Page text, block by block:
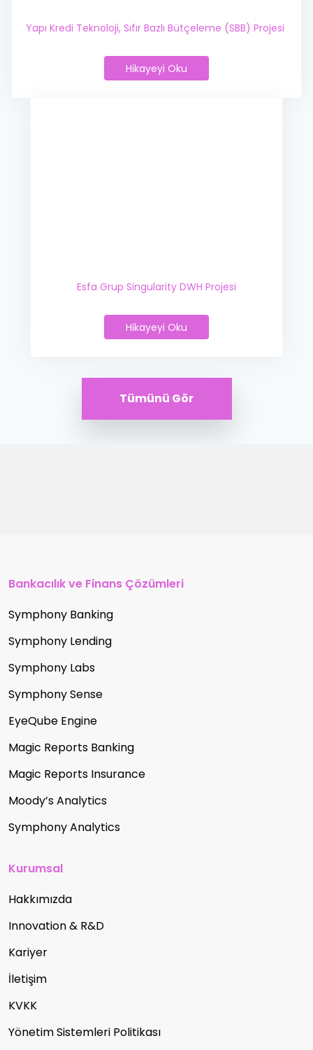
Yapı Kredi Teknoloji, Sıfır Bazlı Bütçeleme (SBB) Projesi
Hikayeyi OkuYapı Kredi Teknoloji,
Sıfır Bazlı Bütçeleme (SBB)
Esfa Grup Singularity DWH Projesi
Hikayeyi OkuEsfa Grup Singularity DWH
Tümünü Gör
Bankacılık ve Finans Çözümleri
Symphony Banking
Symphony Lending
Symphony Labs
Symphony Sense
EyeQube Engine
Magic Reports Banking
Magic Reports Insurance
Moody’s Analytics
Symphony Analytics
Kurumsal
Hakkımızda
Innovation & R&D
Kariyer
İletişim
KVKK
Yönetim Sistemleri Politikası